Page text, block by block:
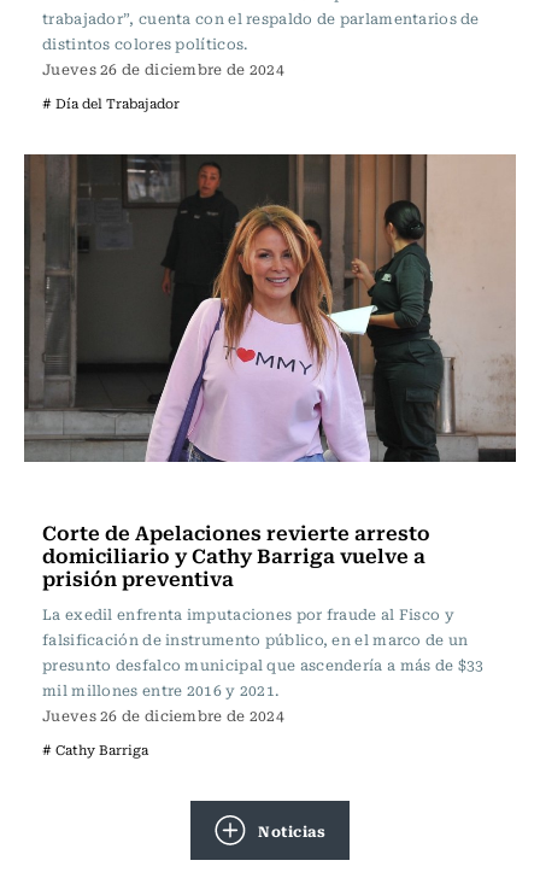
trabajador”, cuenta con el respaldo de parlamentarios de
distintos colores políticos.
Jueves 26 de diciembre de 2024
# Día del Trabajador
Corte de Apelaciones revierte arresto
domiciliario y Cathy Barriga vuelve a
prisión preventiva
La exedil enfrenta imputaciones por fraude al Fisco y
falsificación de instrumento público, en el marco de un
presunto desfalco municipal que ascendería a más de $33
mil millones entre 2016 y 2021.
Jueves 26 de diciembre de 2024
# Cathy Barriga
Noticias